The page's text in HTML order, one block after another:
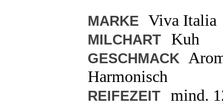
MARKE Viva Italia
MILCHART Kuh
GESCHMACK
Harmonisch
REIFEZEIT mind.